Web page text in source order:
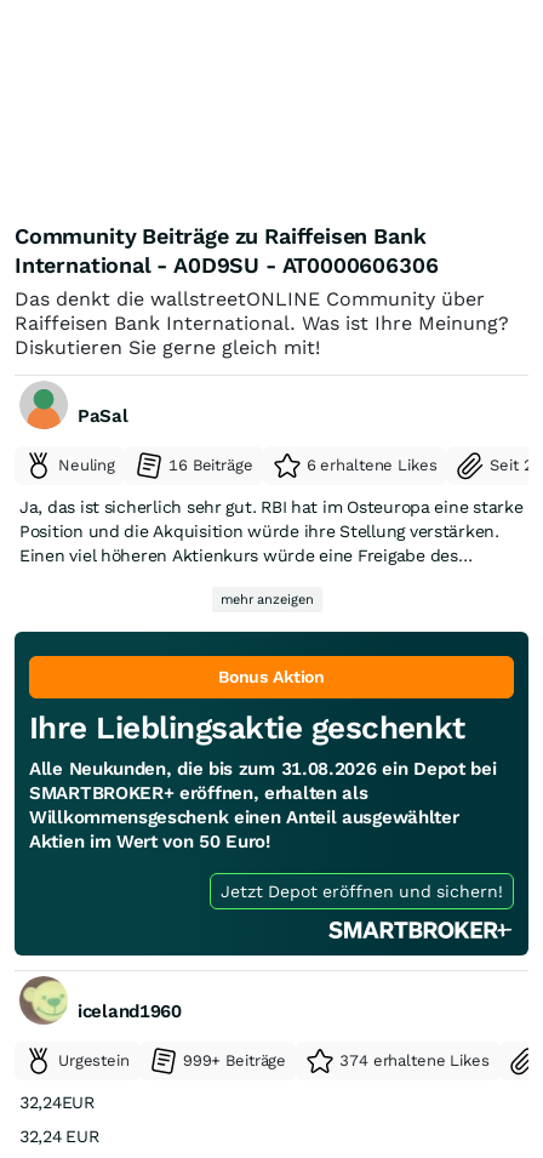
Community Beiträge zu Raiffeisen Bank
International - A0D9SU - AT0000606306
Das denkt die wallstreetONLINE Community über
Raiffeisen Bank International. Was ist Ihre Meinung?
Diskutieren Sie gerne gleich mit!
PaSal
Neuling 16 Beiträge 6 erhaltene Likes Seit
Ja, das ist sicherlich sehr gut. RBI hat im Osteuropa eine starke
Position und die Akquisition würde ihre Stellung verstärken.
Einen viel höheren Aktienkurs würde eine Freigabe des
harte Kernkapitalquote (CET1) der RBI liegt ohne Russland bei
ca. 15,5 % und inklusive Russland bei etwa 17,9 % (Stand
Anfang 2026). Die Freigabe würde das Kapitalpolster
schlagartig um Milliarden erhöhen.
Die RBI schüttet aktuell vorsichtig aus (Vorschlag 1,60 € für
2025). Ein Zugriff auf die in Russland festsitzenden Gewinne
könnte zu hohen Sonderdividenden oder massiven
Aktienrückkäufen führen.
Im Falle eines Friedensschlusses und Kapitaltransfers halte ich
Kursziele von über 60,00 € für möglich, was einem Anstieg von
über 50 % gegenüber dem aktuellen Niveau entsprechen
mehr anzeigen
Bonus Aktion
Ihre Lieblingsaktie geschenkt
Alle Neukunden, die bis zum 31.08.2026 ein Depot bei
SMARTBROKER+ eröffnen, erhalten als
Willkommensgeschenk einen Anteil ausgewählter
Aktien im Wert von 50 Euro!
Jetzt Depot eröffnen und sichern!
iceland1960
Urgestein 999+ Beiträge 374 erhaltene Likes
32,24EUR
32,24 EUR